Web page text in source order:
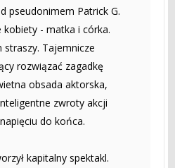
pseudonimem Patrick G.
kobiety - matka i córka.
Tajemnicze
rozwiązać zagadkę
obsada aktorska,
zwroty akcji
do końca.
kapitalny spektakl.